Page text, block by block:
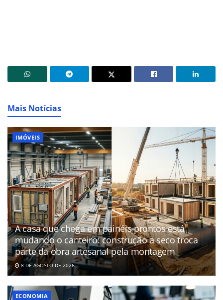
Mais Notícias
IMÓVEIS
A casa que chega em painéis prontos está
mudando o canteiro: construção a seco troca
parte da obra artesanal pela montagem
8 DE AGOSTO DE 2026
ECONOMIA